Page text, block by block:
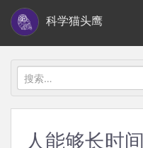
i
科学猫头鹰
搜
索：
人能够长时